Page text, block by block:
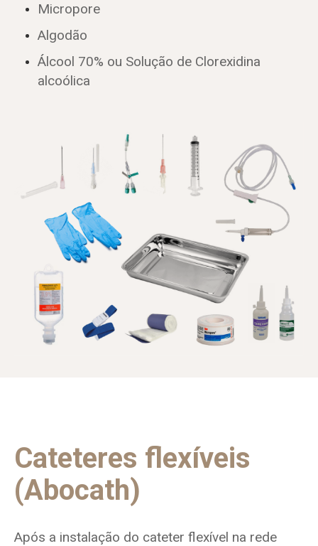
Micropore
Algodão
Álcool 70% ou Solução de Clorexidina
alcoólica
Cateteres flexíveis
(Abocath)
Após a instalação do cateter flexível na rede